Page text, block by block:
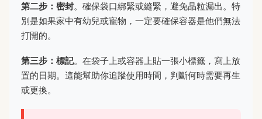
第二步：密封。確保袋口綁緊或縫緊，避免晶粒漏出。特
別是如果家中有幼兒或寵物，一定要確保容器是他們無法
打開的。
第三步：標記。在袋子上或容器上貼一張小標籤，寫上放
置的日期。這能幫助你追蹤使用時間，判斷何時需要再生
或更換。